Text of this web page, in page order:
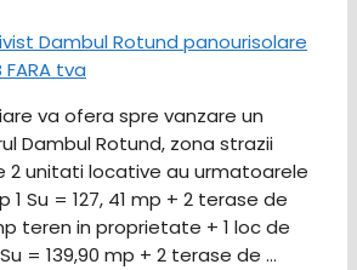
va ofera spre vanzare un
Dambul Rotund, zona strazii
2 unitati locative au urmatoarele
Su = 127, 41 mp + 2 terase de
teren in proprietate + 1 loc de
= 139,90 mp + 2 terase de …